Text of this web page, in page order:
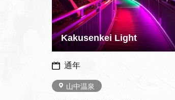
Kakusenkei Light
山中温泉
通年